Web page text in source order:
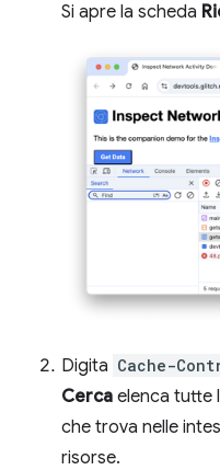
Si apre la scheda
Digita Cache-
Cerca elenca tutte
che trova nelle
risorse.